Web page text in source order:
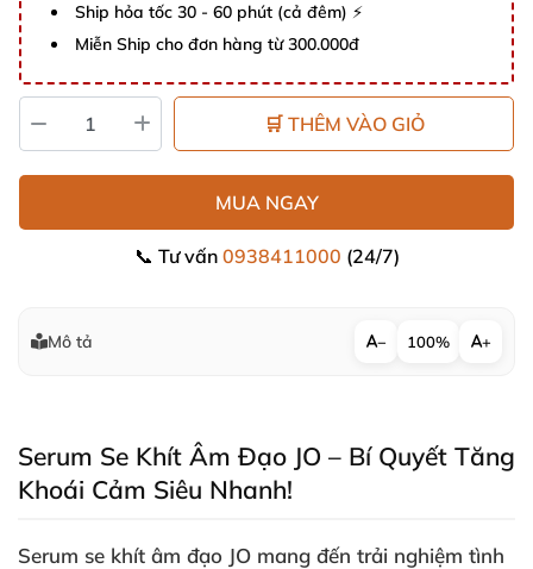
Ship hỏa tốc 30 - 60 phút (cả đêm) ⚡
Miễn Ship cho đơn hàng từ 300.000đ
🛒 THÊM VÀO GIỎ
MUA NGAY
📞 Tư vấn 0938411000 (24/7)
Mô tả − 100% +
Serum Se Khít Âm Đạo JO – Bí Quyết Tăng
Khoái Cảm Siêu Nhanh!
Serum se khít âm đạo JO mang đến trải nghiệm tình